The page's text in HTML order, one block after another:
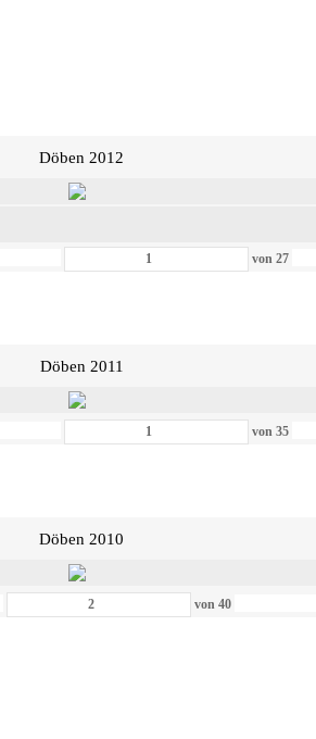
Döben 2012
von27
Döben 2011
von35
Döben 2010
von40